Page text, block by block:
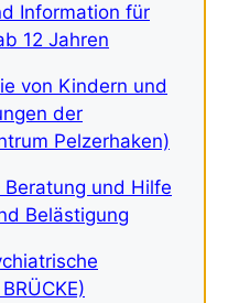
Information für
12 Jahren
von Kindern und
der
Pelzerhaken)
und Hilfe
Belästigung